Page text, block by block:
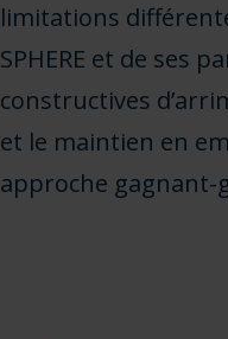
limitations
SPHERE et de ses
constructives
et le maintien en
approche gagnant-